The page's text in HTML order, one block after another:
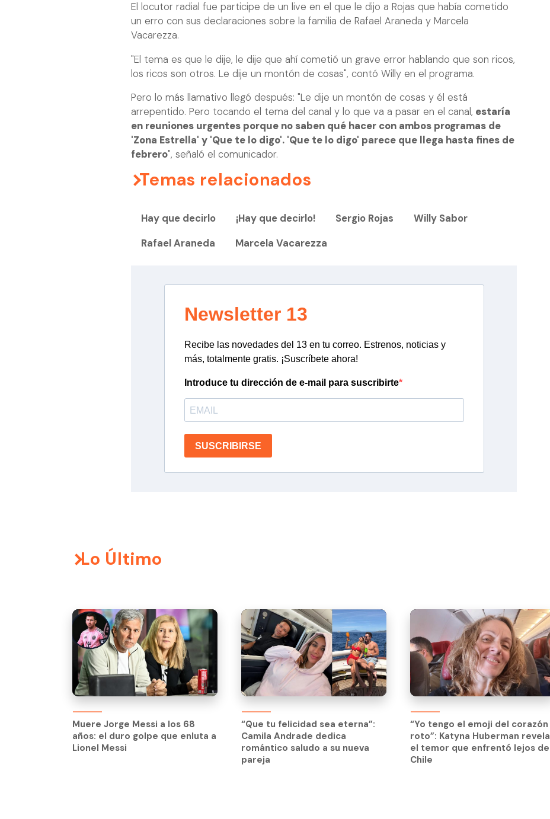
El locutor radial fue participe de un live en el que le dijo a Rojas que había cometido
un erro con sus declaraciones sobre la familia de Rafael Araneda y Marcela
Vacarezza.
"El tema es que le dije, le dije que ahí cometió un grave error hablando que son ricos,
los ricos son otros. Le dije un montón de cosas", contó Willy en el programa.
Pero lo más llamativo llegó después: "Le dije un montón de cosas y él está
arrepentido. Pero tocando el tema del canal y lo que va a pasar en el canal, estaría
en reuniones urgentes porque no saben qué hacer con ambos programas de
'Zona Estrella' y 'Que te lo digo'. 'Que te lo digo' parece que llega hasta fines de
febrero", señaló el comunicador.
Temas relacionados
Hay que decirlo ¡Hay que decirlo! Sergio Rojas
Willy Sabor
Rafael Araneda
Marcela Vacarezza
Newsletter 13
Recibe las novedades del 13 en tu correo. Estrenos, noticias y
más, totalmente gratis. ¡Suscríbete ahora!
Introduce tu dirección de e-mail para suscribirte
SUSCRIBIRSE
Lo Último
Muere Jorge Messi a los 68
años: el duro golpe que enluta a
Lionel Messi
“Que tu felicidad sea eterna”:
Camila Andrade dedica
romántico saludo a su nueva
pareja
“Yo tengo el emoji del corazón
roto”: Katyna Huberman revela
el temor que enfrentó lejos de
Chile